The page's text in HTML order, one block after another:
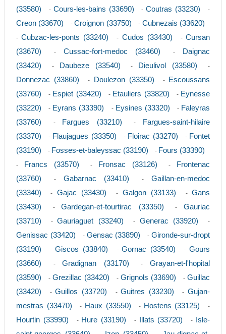
(33580)
- Cours-les-bains (33690) -Coutras (33230) -
Creon (33670) -Croignon (33750) - Cubnezais (33620)
-Cubzac-les-ponts (33240) - Cudos (33430) -Cursan
(33670)
- Cussac-fort-medoc (33460) -
Daignac
(33420)
- Daubeze (33540) - Dieulivol (33580) -
Donnezac (33860) - Doulezon (33350) -
Escoussans
(33760)
- Espiet (33420) - Etauliers (33820) - Eynesse
(33220)
- Eyrans (33390) - Eysines (33320) - Faleyras
(33760)
- Fargues (33210) -
Fargues-saint-hilaire
(33370)
- Flaujagues (33350) - Floirac (33270) - Fontet
(33190)
- Fosses-et-baleyssac (33190) - Fours (33390)
- Francs (33570) - Fronsac (33126) -
Frontenac
(33760)
- Gabarnac (33410) -Gaillan-en-medoc
(33340)
- Gajac (33430) - Galgon (33133) -Gans
(33430)
-Gardegan-et-tourtirac (33350) -Gauriac
(33710)
-Gauriaguet (33240) - Generac (33920) -
Genissac (33420) - Gensac (33890) -Gironde-sur-dropt
(33190)
-Giscos (33840) -Gornac (33540) -Gours
(33660)
-Gradignan (33170) -Grayan-et-l'hopital
(33590)
- Grezillac (33420) -Grignols (33690) -Guillac
(33420)
-Guillos (33720) -Guitres (33230) -Gujan-
mestras (33470)
- Haux (33550) - Hostens (33125) -
Hourtin (33990) - Hure (33190) - Illats (33720) -
Isle-